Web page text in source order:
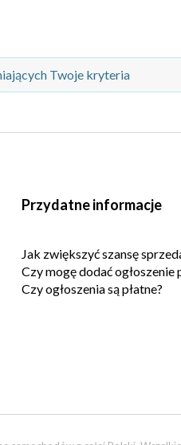
Twoje kryteria
Przydatne informacje
Jak zwiększyć szansę
Czy mogę dodać ogłoszenie
Czy ogłoszenia są płatne?